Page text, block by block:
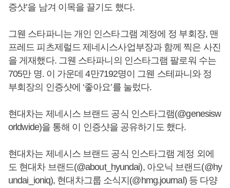
증샷’을 남겨 이목을 끌기도 했다.
그웬 스타파니는 개인 인스타그램 계정에 정 부회장, 맨
프레드 피츠제럴드 제네시스사업부장과 함께 찍은 사진
을 게재했다. 그웬 스타파니의 인스타그램 팔로워 수는
705만 명. 이 가운데 4만7192명이 그웬 스테파니와 정
부회장의 인증샷에 ‘좋아요’를 눌렀다.
현대차는 제네시스 브랜드 공식 인스타그램(@genesisw
orldwide)을 통해 이 인증샷을 공유하기도 했다.
현대차는 제네시스 브랜드 공식 인스타그램 계정 외에
도 현대차 브랜드(@about_hyundai), 아오닉 브랜드(@hy
undai_ioniq), 현대차그룹 소식지(@hmg.journal) 등 다양